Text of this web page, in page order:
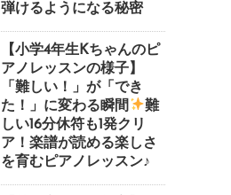
弾けるようになる秘密
【小学4年生Kちゃんのピ
アノレッスンの様子】
「難しい！」が「でき
た！」に変わる瞬間
⁠難
しい16分休符も1発クリ
ア！楽譜が読める楽しさ
を育むピアノレッスン♪⁠